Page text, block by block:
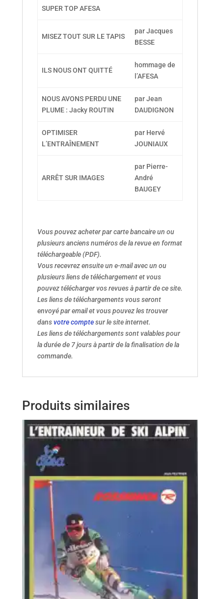
SUPER TOP AFESA
MISEZ TOUT SUR LE TAPIS
par Jacques
BESSE
ILS NOUS ONT QUITTÉ
hommage de
l’AFESA
NOUS AVONS PERDU UNE
PLUME : Jacky ROUTIN
par Jean
DAUDIGNON
OPTIMISER
L’ENTRAÎNEMENT
par Hervé
JOUNIAUX
ARRÊT SUR IMAGES
par Pierre-
André
BAUGEY
Vous pouvez acheter par carte bancaire un ou
plusieurs anciens numéros de la revue en format
téléchargeable (PDF).
Vous recevrez ensuite un e-mail avec un ou
plusieurs liens de téléchargement et vous
pouvez télécharger vos revues à partir de ce site.
Les liens de téléchargements vous seront
envoyé par email et vous pouvez les trouver
dansvotre comptesur le site internet.
Les liens de téléchargements sont valables pour
la durée de 7 jours à partir de la finalisation de la
commande.
Produits similaires